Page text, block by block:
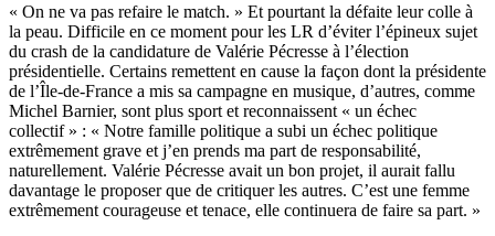
« On ne va pas refaire le match. » Et pourtant la défaite leur colle à
la peau. Difficile en ce moment pour les LR d’éviter l’épineux sujet
du crash de la candidature de Valérie Pécresse à l’élection
présidentielle. Certains remettent en cause la façon dont la présidente
de l’Île-de-France a mis sa campagne en musique, d’autres, comme
Michel Barnier, sont plus sport et reconnaissent « un échec
collectif » : « Notre famille politique a subi un échec politique
extrêmement grave et j’en prends ma part de responsabilité,
naturellement. Valérie Pécresse avait un bon projet, il aurait fallu
davantage le proposer que de critiquer les autres. C’est une femme
extrêmement courageuse et tenace, elle continuera de faire sa part. »